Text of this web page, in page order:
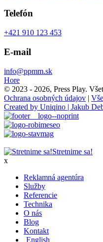
Telefón
+421 910 123 453
E-mail
info@ppmm.sk
Hore
© 2023 - 2026, Press Play.
Ochrana osobných údajov |
Created by Uniqino | Jakub
Stretnime sa!
x
Reklamná agentúra
Služby
Referencie
Technika
O nás
Blog
Kontakt
English